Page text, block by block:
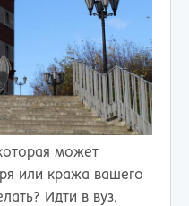
может
или кража вашего
Идти в вуз,